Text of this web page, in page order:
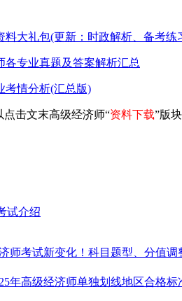
料大礼包(更新：时政解析、备考练
各专业真题及答案解析汇总
考情分析(汇总版)
击文末高级经济师“资料下载”版
试介绍
师考试新变化！科目题型、分值调
年高级经济师单独划线地区合格标